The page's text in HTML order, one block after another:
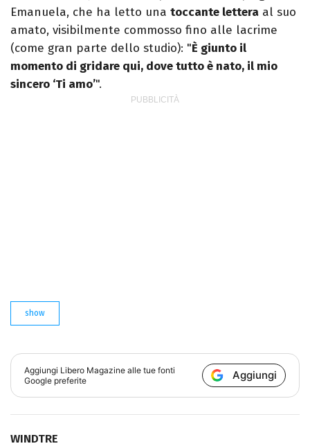
Emanuela, che ha letto una toccante lettera al suo
amato, visibilmente commosso fino alle lacrime
(come gran parte dello studio): "È giunto il
momento di gridare qui, dove tutto è nato, il mio
sincero ‘Ti amo’".
show
Aggiungi Libero Magazine alle tue fonti
Google preferite
Aggiungi
WINDTRE